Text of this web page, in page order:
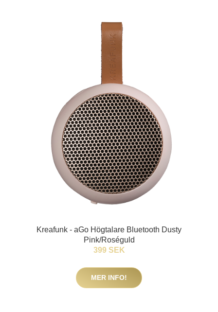
Kreafunk - aGo Högtalare Bluetooth Dusty
Pink/Roséguld
399 SEK
MER INFO!